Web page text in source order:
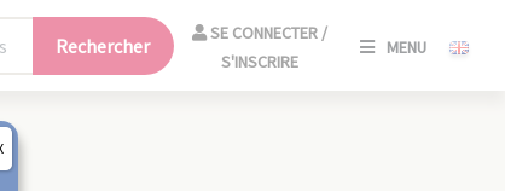
Rechercher
SE CONNECTER /
S'INSCRIRE
MENU